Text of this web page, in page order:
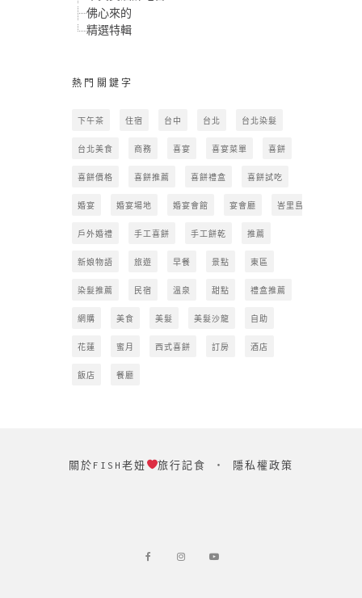
佛心來的
精選特輯
熱門關鍵字
下午茶 住宿 台中 台北 台北染髮
台北美食 商務 喜宴 喜宴菜單 喜餅
喜餅價格 喜餅推薦 喜餅禮盒 喜餅試吃
婚宴 婚宴場地 婚宴會館 宴會廳 峇里島
戶外婚禮 手工喜餅 手工餅乾 推薦
新娘物語 旅遊 早餐 景點 東區
染髮推薦 民宿 溫泉 甜點 禮盒推薦
網購 美食 美髮 美髮沙龍 自助
花蓮 蜜月 西式喜餅 訂房 酒店
飯店 餐廳
關於FISH老妞 旅行記食 ‧ 隱私權政策